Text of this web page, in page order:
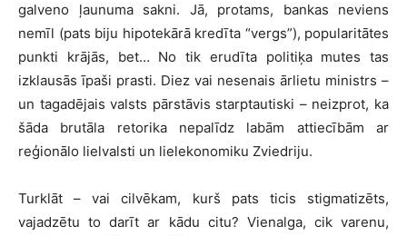
galveno ļaunuma sakni. Jā, protams, bankas neviens
nemīl (pats biju hipotekārā kredīta “vergs”), popularitātes
punkti krājās, bet… No tik erudīta politiķa mutes tas
izklausās īpaši prasti. Diez vai nesenais ārlietu ministrs –
un tagadējais valsts pārstāvis starptautiski – neizprot, ka
šāda brutāla retorika nepalīdz labām attiecībām ar
reģionālo lielvalsti un lielekonomiku Zviedriju.
Turklāt – vai cilvēkam, kurš pats ticis stigmatizēts,
vajadzētu to darīt ar kādu citu? Vienalga, cik varenu,